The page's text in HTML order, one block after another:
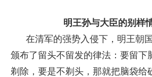
明王孙与大臣的别样
在清军的强势入侵下，明王朝
颁布了留头不留发的律法：要留下
剃除，要是不剃头，那就把脑袋给